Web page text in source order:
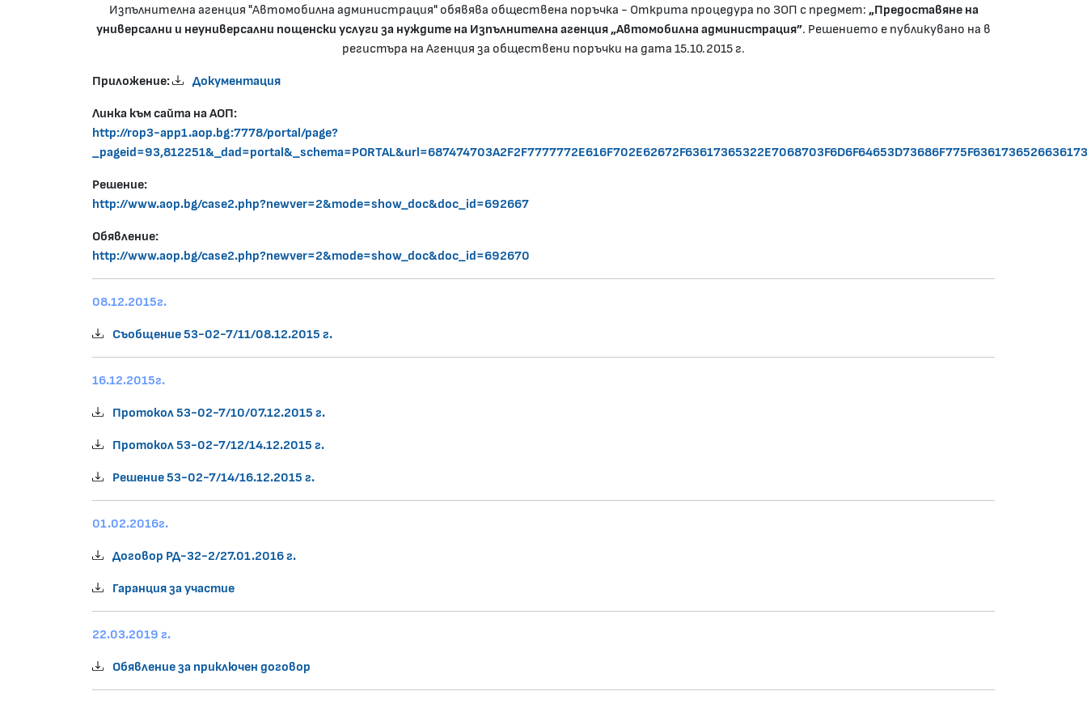
Изпълнителна агенция "Автомобилна администрация" обявява обществена поръчка - Открита процедура по ЗОП с предмет: „Предоставяне на
универсални и неуниверсални пощенски услуги за нуждите на Изпълнителна агенция „Автомобилна администрация”. Решението е публикувано на в
регистъра на Агенция за обществени поръчки на дата 15.10.2015 г.
Приложение: Документация
Линка към сайта на АОП:
http://rop3-app1.aop.bg:7778/portal/page?
Решение:
http://www.aop.bg/case2.php?newver=2&mode=show_doc&doc_id=692667
Обявление:
http://www.aop.bg/case2.php?newver=2&mode=show_doc&doc_id=692670
08.12.2015г.
Съобщение 53-02-7/11/08.12.2015 г.
16.12.2015г.
Протокол 53-02-7/10/07.12.2015 г.
Протокол 53-02-7/12/14.12.2015 г.
Решение 53-02-7/14/16.12.2015 г.
01.02.2016г.
Договор РД-32-2/27.01.2016 г.
Гаранция за участие
22.03.2019 г.
Обявление за приключен договор